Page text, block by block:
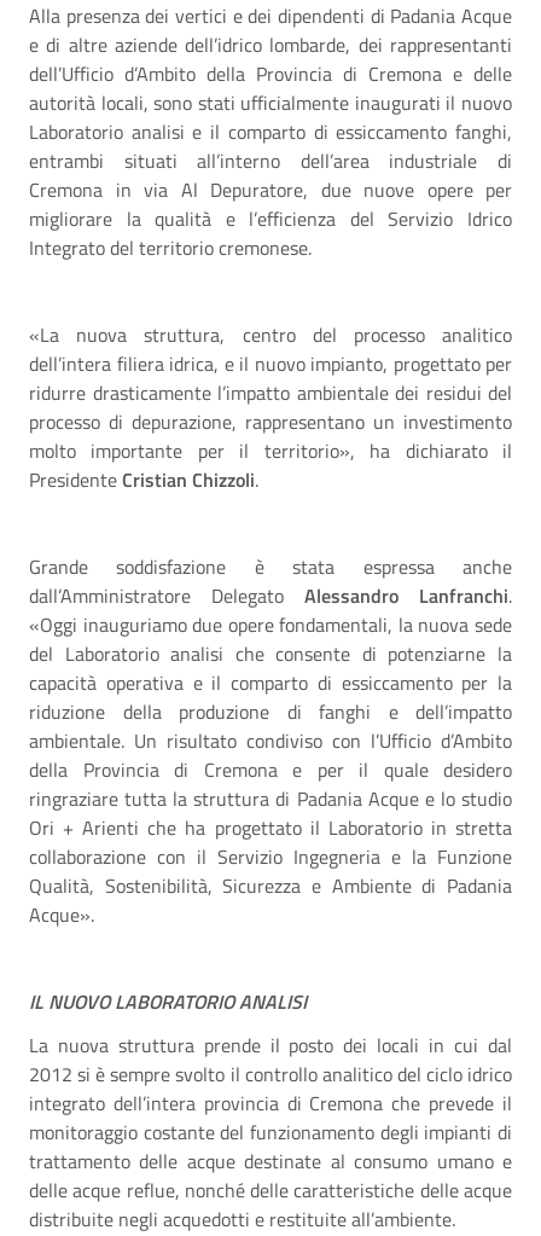
Alla presenza dei vertici e dei dipendenti di Padania Acque
e di altre aziende dell’idrico lombarde, dei rappresentanti
dell’Ufficio d’Ambito della Provincia di Cremona e delle
autorità locali, sono stati ufficialmente inaugurati il nuovo
Laboratorio analisi e il comparto di essiccamento fanghi,
entrambi situati all’interno dell’area industriale di
Cremona in via Al Depuratore, due nuove opere per
migliorare la qualità e l’efficienza del Servizio Idrico
Integrato del territorio cremonese.
«La nuova struttura, centro del processo analitico
dell’intera filiera idrica, e il nuovo impianto, progettato per
ridurre drasticamente l’impatto ambientale dei residui del
processo di depurazione, rappresentano un investimento
molto importante per il territorio», ha dichiarato il
PresidenteCristian Chizzoli.
Grande soddisfazione è stata espressa anche
dall’Amministratore Delegato Alessandro Lanfranchi.
«Oggi inauguriamo due opere fondamentali, la nuova sede
del Laboratorio analisi che consente di potenziarne la
capacità operativa e il comparto di essiccamento per la
riduzione della produzione di fanghi e dell’impatto
ambientale. Un risultato condiviso con l’Ufficio d’Ambito
della Provincia di Cremona e per il quale desidero
ringraziare tutta la struttura di Padania Acque e lo studio
Ori + Arienti che ha progettato il Laboratorio in stretta
collaborazione con il Servizio Ingegneria e la Funzione
Qualità, Sostenibilità, Sicurezza e Ambiente di Padania
Acque».
IL NUOVO LABORATORIO ANALISI
La nuova struttura prende il posto dei locali in cui dal
2012 si è sempre svolto il controllo analitico del ciclo idrico
integrato dell’intera provincia di Cremona che prevede il
monitoraggio costante del funzionamento degli impianti di
trattamento delle acque destinate al consumo umano e
delle acque reflue, nonché delle caratteristiche delle acque
distribuite negli acquedotti e restituite all’ambiente.